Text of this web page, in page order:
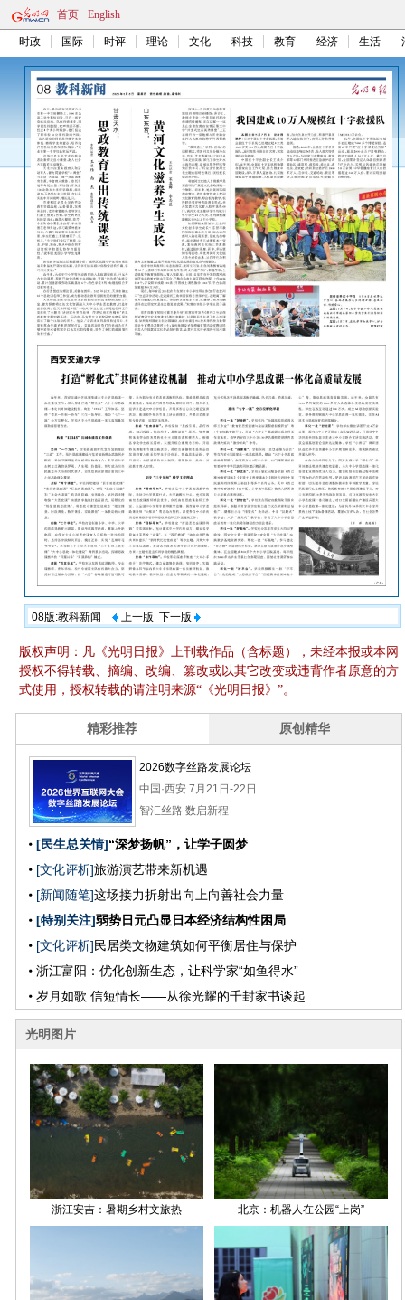
首页 English
时政 国际 时评 理论 文化 科技 教育 经济 生活
08版:教科新闻 上一版 下一版
版权声明：凡《光明日报》上刊载作品（含标题），未经本报或本网
授权不得转载、摘编、改编、篡改或以其它改变或违背作者原意的方
式使用，授权转载的请注明来源“《光明日报》”。